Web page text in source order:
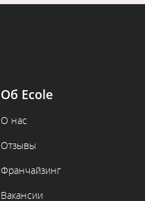
Об Ecole
О нас
Отзывы
Франчайзинг
Вакансии